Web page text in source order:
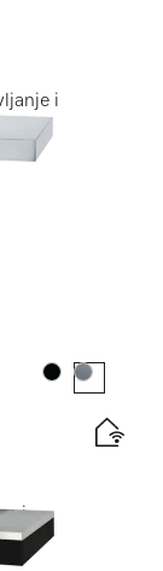
i
Boja:Boja:
i